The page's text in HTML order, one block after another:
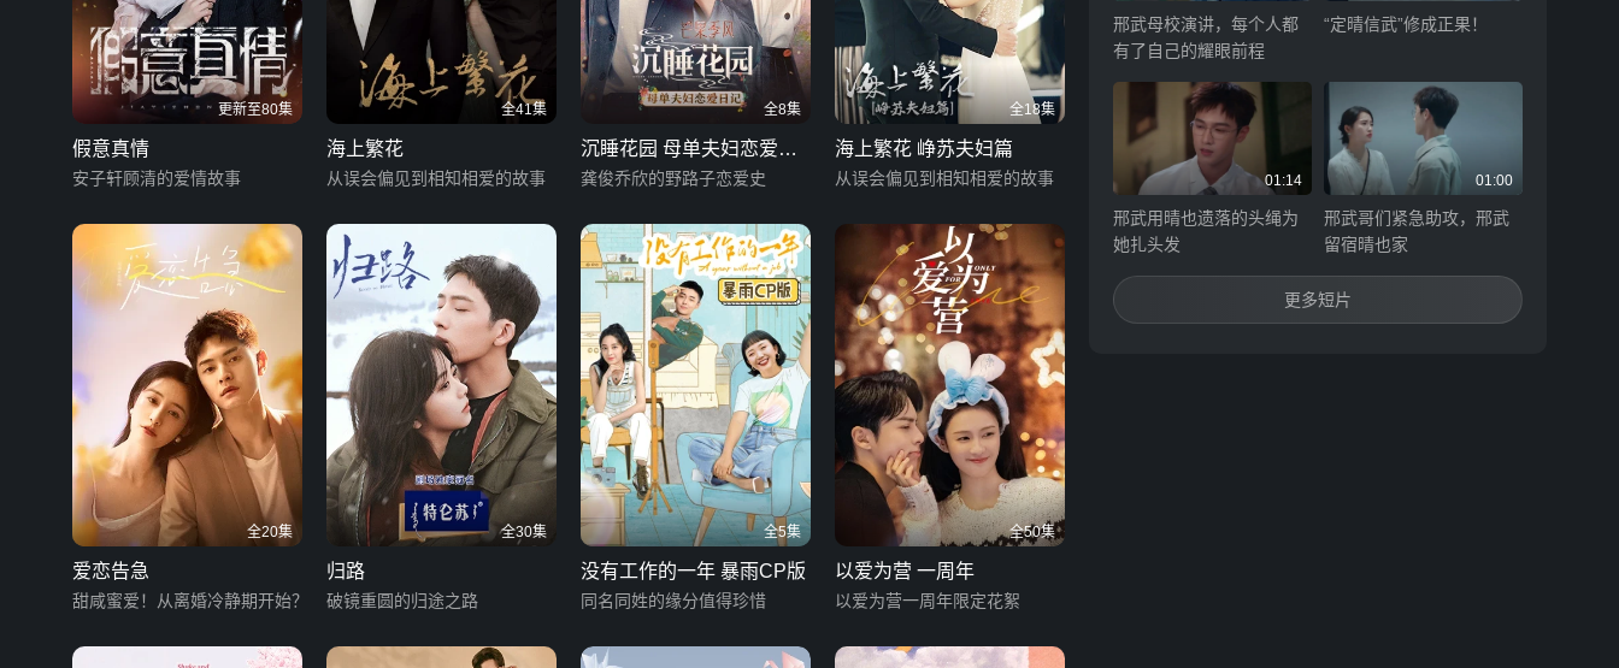
更新至80集
假意真情
安子轩顾清的爱情故事
全41集
海上繁花
从误会偏见到相知相爱的故事
全8集
沉睡花园 母单夫妇恋爱日
记
龚俊乔欣的野路子恋爱史
全18集
海上繁花 峥苏夫妇篇
从误会偏见到相知相爱的故事
全20集
爱恋告急
甜咸蜜爱！从离婚冷静期开始？
全30集
归路
破镜重圆的归途之路
全5集
没有工作的一年 暴雨CP版
同名同姓的缘分值得珍惜
全50集
以爱为营 一周年
以爱为营一周年限定花絮
邢武母校演讲，每个人都
有了自己的耀眼前程
“定晴信武”修成正果！
01:14
邢武用晴也遗落的头绳为
她扎头发
01:00
邢武哥们紧急助攻，邢武
留宿晴也家
更多短片